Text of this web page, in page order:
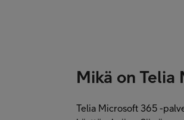
Mikä on
Telia Microsoft 365 -